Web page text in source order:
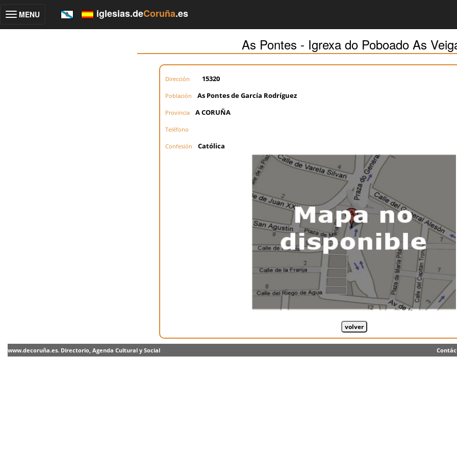
Toggle
MENU iglesias.deCoruña.es
As Pontes - Igrexa do Poboado As
Dirección 15320
Población As Pontes de García Rodríguez
Provincia A CORUÑA
Teléfono
Confesión Católica
www.decoruña.es. Directorio, Agenda Cultural y Social